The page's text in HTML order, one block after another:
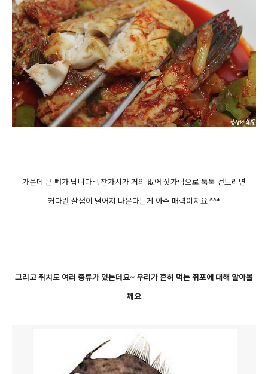
가운데 큰 뼈가 답니다~! 잔가시가 거의 없어 젓가락으로 툭툭 건드리면
커다란 살점이 떨어져 나온다는게 아주 매력이지요 ^^*
그리고 쥐치도 여러 종류가 있는데요~ 우리가 흔히 먹는 쥐포에 대해 알아볼
께요